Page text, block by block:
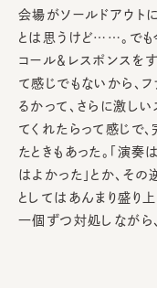
会場がソールドアウト
とは思うけど……。でも
コール＆レスポンスを
て感じでもないから、
るかって、さらに激し
てくれたらって感じで
たときもあった。「演奏
はよかった」とか、そ
としてはあんまり盛り
一個ずつ対処しながら